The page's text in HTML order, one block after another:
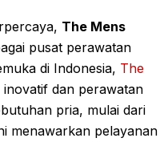
The Mens
pusat perawatan
di Indonesia, The
dan perawatan
pria, mulai dari
menawarkan pelayanan